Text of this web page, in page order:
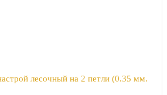
лесочный на 2 петли (0.35 мм.